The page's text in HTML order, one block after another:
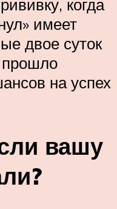
когда
имеет
двое суток
прошло
на успех
вашу